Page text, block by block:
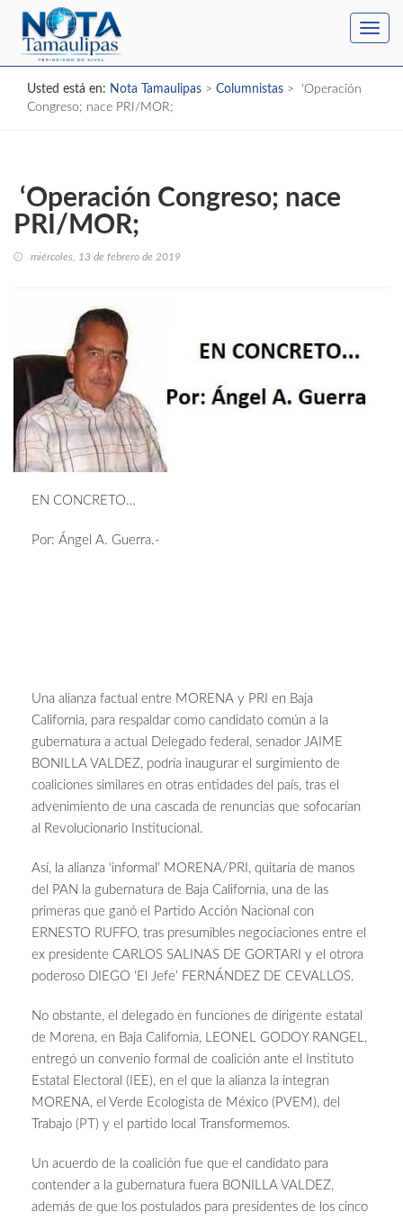
Usted está en: Nota Tamaulipas > Columnistas >
‘Operación
Congreso; nace PRI/MOR;
‘Operación Congreso; nace
PRI/MOR;
miércoles, 13 de febrero de 2019
EN CONCRETO…
Por: Ángel A. Guerra.-
Una alianza factual entre MORENA y PRI en Baja
California, para respaldar como candidato común a la
gubernatura a actual Delegado federal, senador JAIME
BONILLA VALDEZ, podría inaugurar el surgimiento de
coaliciones similares en otras entidades del país, tras el
advenimiento de una cascada de renuncias que sofocarían
al Revolucionario Institucional.
Así, la alianza ‘informal’ MORENA/PRI, quitaría de manos
del PAN la gubernatura de Baja California, una de las
primeras que ganó el Partido Acción Nacional con
ERNESTO RUFFO, tras presumibles negociaciones entre el
ex presidente CARLOS SALINAS DE GORTARI y el otrora
poderoso DIEGO ‘El Jefe’ FERNÁNDEZ DE CEVALLOS.
No obstante, el delegado en funciones de dirigente estatal
de Morena, en Baja California, LEONEL GODOY RANGEL,
entregó un convenio formal de coalición ante el Instituto
Estatal Electoral (IEE), en el que la alianza la integran
MORENA, el Verde Ecologista de México (PVEM), del
Trabajo (PT) y el partido local Transformemos.
Un acuerdo de la coalición fue que el candidato para
contender a la gubernatura fuera BONILLA VALDEZ,
además de que los postulados para presidentes de los cinco